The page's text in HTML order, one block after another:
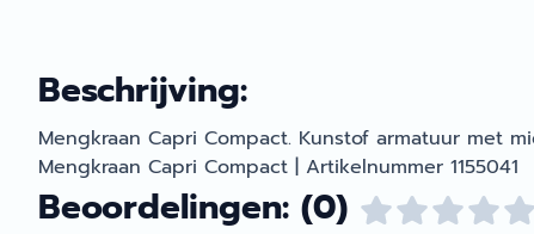
Beschrijving:
Mengkraan Capri Compact. Kunstof armatuur met
Mengkraan Capri Compact | Artikelnummer 1155041
Beoordelingen: (0)